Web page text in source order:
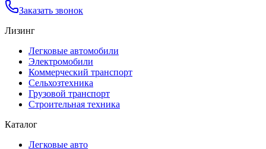
Заказать звонок
Лизинг
Легковые автомобили
Электромобили
Коммерческий транспорт
Сельхозтехника
Грузовой транспорт
Строительная техника
Каталог
Легковые авто